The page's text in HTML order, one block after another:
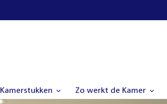
Kamerstukken Zo werkt de Kamer